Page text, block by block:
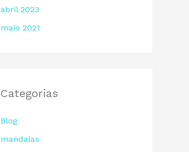
abril 2023
maio 2021
Categorias
Blog
mandalas